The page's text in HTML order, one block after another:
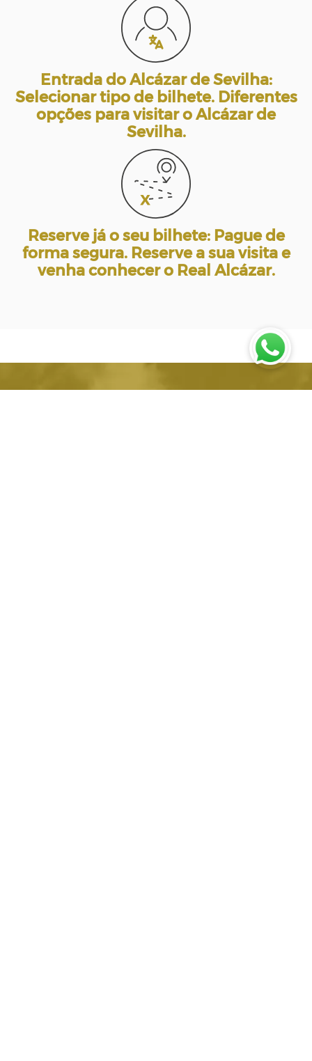
Entrada do Alcázar de Sevilha:
Selecionar tipo de bilhete. Diferentes
opções para visitar o Alcázar de
Sevilha.
Reserve já o seu bilhete: Pague de
forma segura. Reserve a sua visita e
venha conhecer o Real Alcázar.